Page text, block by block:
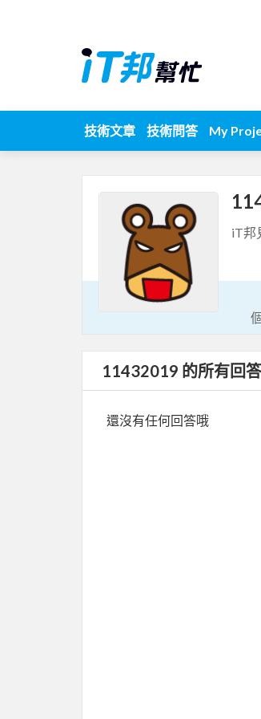
技術文章 技術問答 My
iT邦
11432019 的所有回答
還沒有任何回答哦